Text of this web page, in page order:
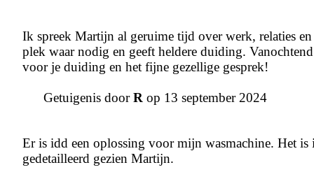
Ik spreek Martijn al geruime tijd over werk, relaties
plek waar nodig en geeft heldere duiding.
voor je duiding en het fijne gezellige gesprek!
Getuigenis doorR op 13 september 2024
Er is idd een oplossing voor mijn wasmachine. Het is
gedetailleerd gezien Martijn.